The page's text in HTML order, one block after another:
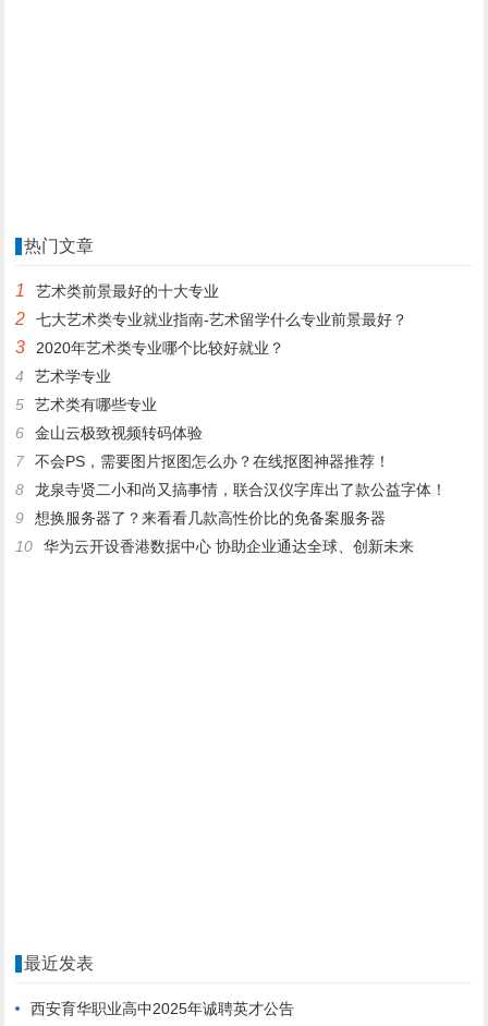
热门文章
1 艺术类前景最好的十大专业
2 七大艺术类专业就业指南-艺术留学什么专业前景最好？
3
2020年艺术类专业哪个比较好就业？
4
艺术学专业
5
艺术类有哪些专业
6
金山云极致视频转码体验
7
不会PS，需要图片抠图怎么办？在线抠图神器推荐！
8
龙泉寺贤二小和尚又搞事情，联合汉仪字库出了款公益字体！
9
想换服务器了？来看看几款高性价比的免备案服务器
10
华为云开设香港数据中心 协助企业通达全球、创新未来
最近发表
西安育华职业高中2025年诚聘英才公告